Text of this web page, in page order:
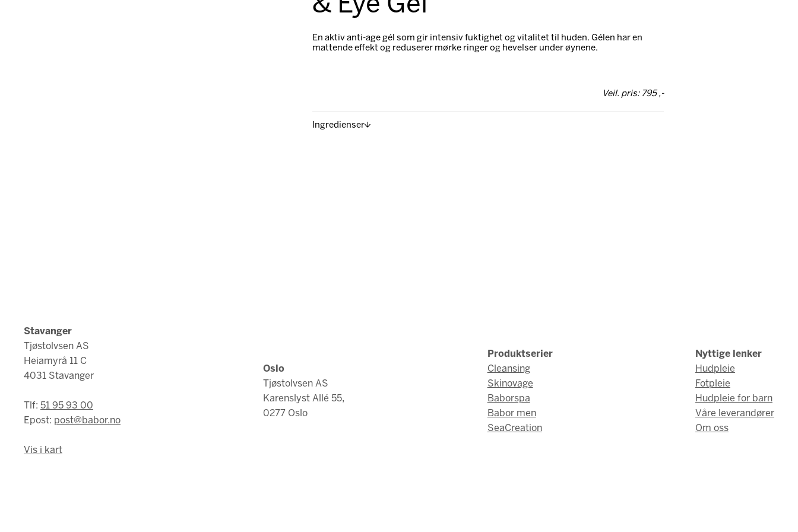
& Eye Gel
En aktiv anti-age gél som gir intensiv fuktighet og vitalitet til huden. Gélen har en
mattende effekt og reduserer mørke ringer og hevelser under øynene.
Veil. pris: 795 ,-
Ingredienser
Stavanger
Tjøstolvsen AS
Heiamyrå 11 C
4031 Stavanger
Tlf: 51 95 93 00
Epost: post@babor.no
Vis i kart
Oslo
Tjøstolvsen AS
Karenslyst Allé 55,
0277 Oslo
Produktserier
Cleansing
Skinovage
Baborspa
Babor men
SeaCreation
Nyttige lenker
Hudpleie
Fotpleie
Hudpleie for barn
Våre leverandører
Om oss